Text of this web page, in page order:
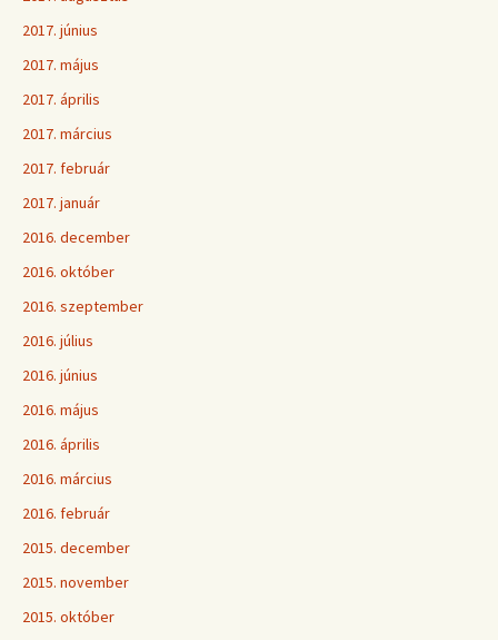
2017. június
2017. május
2017. április
2017. március
2017. február
2017. január
2016. december
2016. október
2016. szeptember
2016. július
2016. június
2016. május
2016. április
2016. március
2016. február
2015. december
2015. november
2015. október